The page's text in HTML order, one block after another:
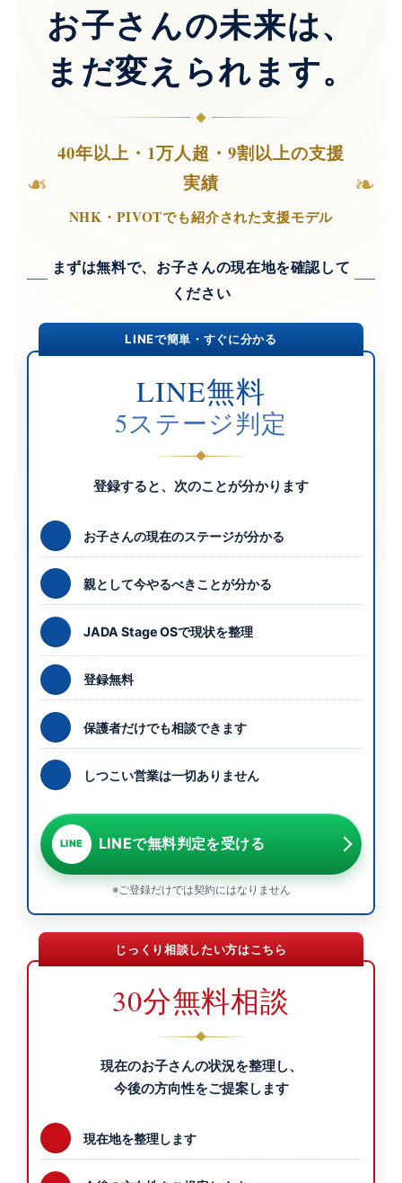
お子さんの未来は、
まだ変えられます。
❧
40年以上・1万人超・9割以上の支援
実績
NHK・PIVOTでも紹介された支援モデル
❧
まずは無料で、お子さんの現在地を確認して
ください
LINEで簡単・すぐに分かる
LINE無料
5ステージ判定
登録すると、次のことが分かります
お子さんの現在のステージが分かる
親として今やるべきことが分かる
JADA Stage OSで現状を整理
登録無料
保護者だけでも相談できます
しつこい営業は一切ありません
LINE LINEで無料判定を受ける
※ご登録だけでは契約にはなりません
じっくり相談したい方はこちら
30分無料相談
現在のお子さんの状況を整理し、
今後の方向性をご提案します
現在地を整理します